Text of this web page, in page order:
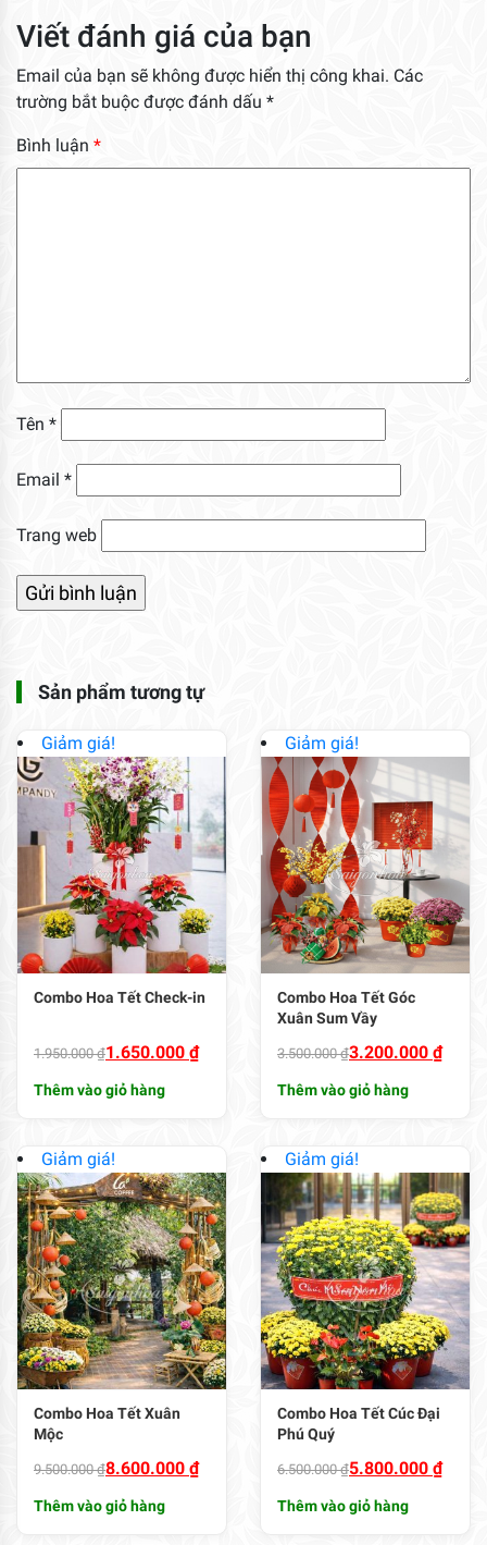
Viết đánh giá của bạn
Email của bạn sẽ không được hiển thị công khai. Các
trường bắt buộc được đánh dấu *
Bình luận *
Tên *
Email *
Trang web
Sản phẩm tương tự
Giảm giá!
Combo Hoa Tết Check-in
1.950.000₫
Giá
1.650.000 ₫
Giá
1.650.000 ₫.
Thêm vào giỏ hàng
Giảm giá!
Combo Hoa Tết Góc
Xuân Sum Vầy
3.500.000₫
Giá
3.200.000 ₫
Giá
3.200.000 ₫.
Thêm vào giỏ hàng
Giảm giá!
Combo Hoa Tết Xuân
Mộc
9.500.000₫
Giá
8.600.000 ₫
Giá
Thêm vào giỏ hàng
Giảm giá!
Combo Hoa Tết Cúc Đại
Phú Quý
6.500.000₫
Giá
5.800.000 ₫
Giá
Thêm vào giỏ hàng